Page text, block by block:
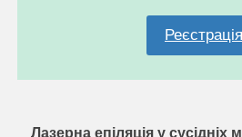
Реєстрація
Лазерна епіляція у сусідніх